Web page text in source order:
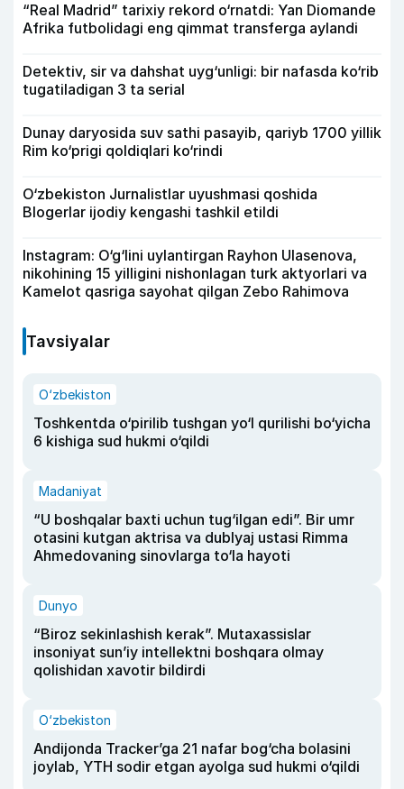
“Real Madrid” tarixiy rekord o‘rnatdi: Yan Diomande
Afrika futbolidagi eng qimmat transferga aylandi
Detektiv, sir va dahshat uyg‘unligi: bir nafasda ko‘rib
tugatiladigan 3 ta serial
Dunay daryosida suv sathi pasayib, qariyb 1700 yillik
Rim ko‘prigi qoldiqlari ko‘rindi
O‘zbekiston Jurnalistlar uyushmasi qoshida
Blogerlar ijodiy kengashi tashkil etildi
Instagram: O‘g‘lini uylantirgan Rayhon Ulasenova,
nikohining 15 yilligini nishonlagan turk aktyorlari va
Kamelot qasriga sayohat qilgan Zebo Rahimova
Tavsiyalar
O‘zbekiston
Toshkentda o‘pirilib tushgan yo‘l qurilishi bo‘yicha
6 kishiga sud hukmi o‘qildi
Madaniyat
“U boshqalar baxti uchun tug‘ilgan edi”. Bir umr
otasini kutgan aktrisa va dublyaj ustasi Rimma
Ahmedovaning sinovlarga to‘la hayoti
Dunyo
“Biroz sekinlashish kerak”. Mutaxassislar
insoniyat sun’iy intellektni boshqara olmay
qolishidan xavotir bildirdi
O‘zbekiston
Andijonda Tracker’ga 21 nafar bog‘cha bolasini
joylab, YTH sodir etgan ayolga sud hukmi o‘qildi